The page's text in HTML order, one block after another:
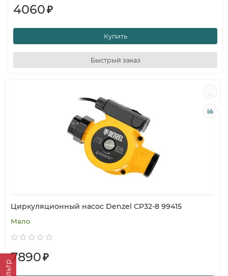
4060₽
Купить
Быстрый заказ
Циркуляционный насос Denzel CP32-8 99415
Мало
7890₽